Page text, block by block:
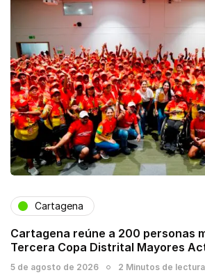
Cartagena
Cartagena reúne a 200 personas
Tercera Copa Distrital Mayores
5 de agosto de 2026 2 Minutos de lectura